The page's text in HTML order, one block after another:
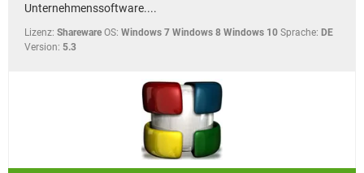
Unternehmenssoftware....
Lizenz: Shareware OS: Windows 7 Windows 8 Windows 10 Sprache: DE
Version: 5.3